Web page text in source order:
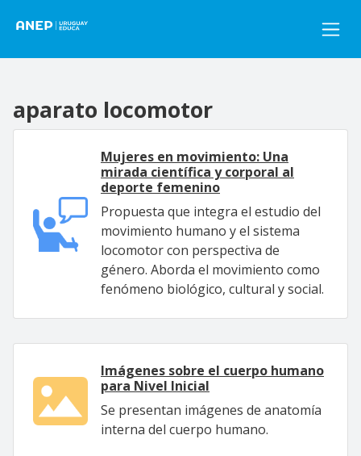
aparato locomotor
Mujeres en movimiento: Una
mirada científica y corporal al
deporte femenino
Propuesta que integra el estudio del
movimiento humano y el sistema
locomotor con perspectiva de
género. Aborda el movimiento como
fenómeno biológico, cultural y social.
Imágenes sobre el cuerpo humano
para Nivel Inicial
Se presentan imágenes de anatomía
interna del cuerpo humano.